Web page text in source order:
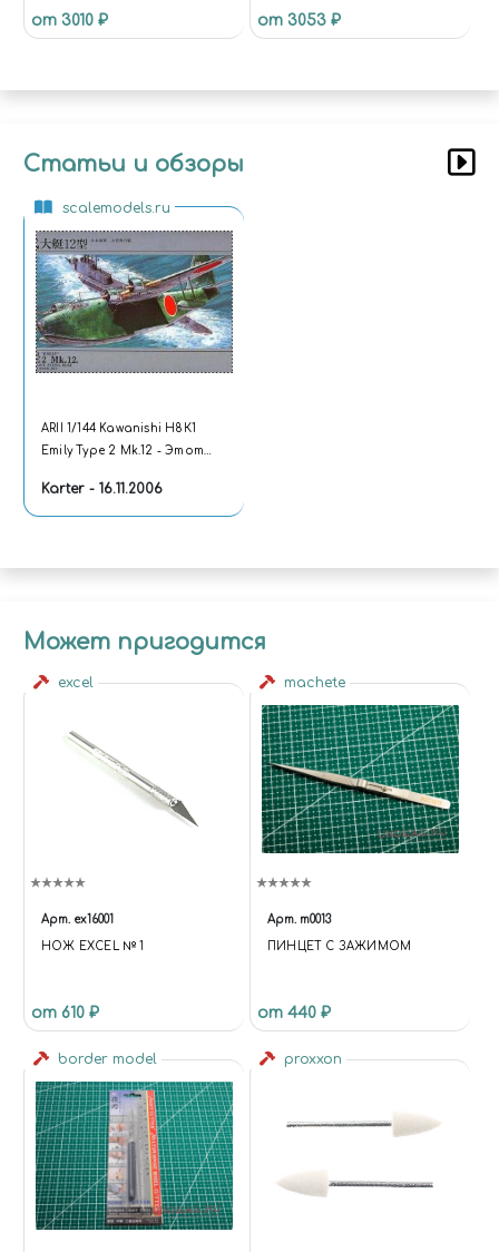
от 3010 ₽
САМОЛЕТ HAWK T MK.127
от 3053 ₽
Статьи и обзоры
scalemodels.ru
ARII 1/144 Kawanishi Н8К1
Emily Type 2 Mk.12 - Этот
Karter - 16.11.2006
Может пригодится
excel
Арт. ex16001
НОЖ EXCEL № 1
от 610 ₽
machete
Арт. m0013
ПИНЦЕТ С ЗАЖИМОМ
от 440 ₽
border model proxxon